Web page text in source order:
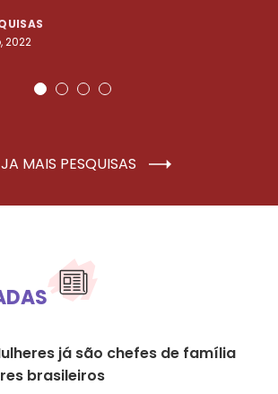
2022
MAIS PESQUISAS
já são chefes de família
brasileiros